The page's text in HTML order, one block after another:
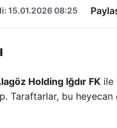
15.01.2026 08:25
Holding Iğdır FK ile
Taraftarlar, bu heyecan